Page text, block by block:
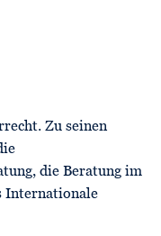
Zu seinen
die Beratung im
Internationale